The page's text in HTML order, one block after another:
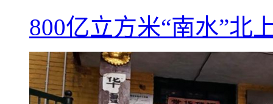
800亿立方米“南水”北